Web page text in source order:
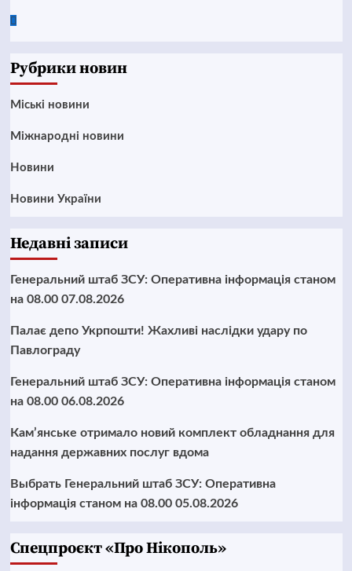
Google
Рубрики новин
Mіські новини
Міжнародні новини
Новини
Новини України
Недавні записи
Генеральний штаб ЗСУ: Оперативна інформація станом
на 08.00 07.08.2026
Палає депо Укрпошти! Жахливі наслідки удару по
Павлограду
Генеральний штаб ЗСУ: Оперативна інформація станом
на 08.00 06.08.2026
Кам’янське отримало новий комплект обладнання для
надання державних послуг вдома
Выбрать Генеральний штаб ЗСУ: Оперативна
інформація станом на 08.00 05.08.2026
Cпецпроєкт «Про Нікополь»